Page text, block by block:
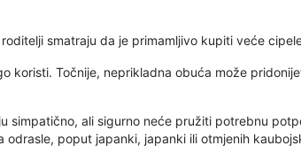
smatraju da je primamljivo kupiti veće
koristi. Točnije, neprikladna obuća može
simpatično, ali sigurno neće pružiti potrebnu
poput japanki, japanki ili otmjenih